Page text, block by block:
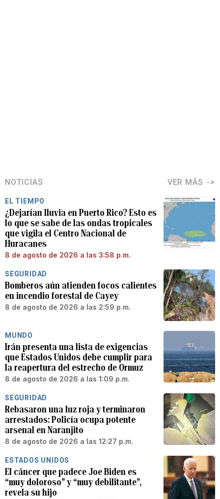
NOTICIAS VER MÁS
EL TIEMPO
¿Dejarían lluvia en Puerto Rico? Esto es
lo que se sabe de las ondas tropicales
que vigila el Centro Nacional de
Huracanes
8 de agosto de 2026 a las 3:58 p.m.
SEGURIDAD
Bomberos aún atienden focos calientes
en incendio forestal de Cayey
8 de agosto de 2026 a las 2:59 p.m.
MUNDO
Irán presenta una lista de exigencias
que Estados Unidos debe cumplir para
la reapertura del estrecho de Ormuz
8 de agosto de 2026 a las 1:09 p.m.
SEGURIDAD
Rebasaron una luz roja y terminaron
arrestados: Policía ocupa potente
arsenal en Naranjito
8 de agosto de 2026 a las 12:27 p.m.
ESTADOS UNIDOS
El cáncer que padece Joe Biden es
“muy doloroso” y “muy debilitante”,
revela su hijo